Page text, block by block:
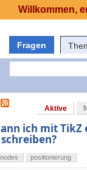
Fragen
Aktive
ich mit TikZ
nodes positionierung
Willkommen,